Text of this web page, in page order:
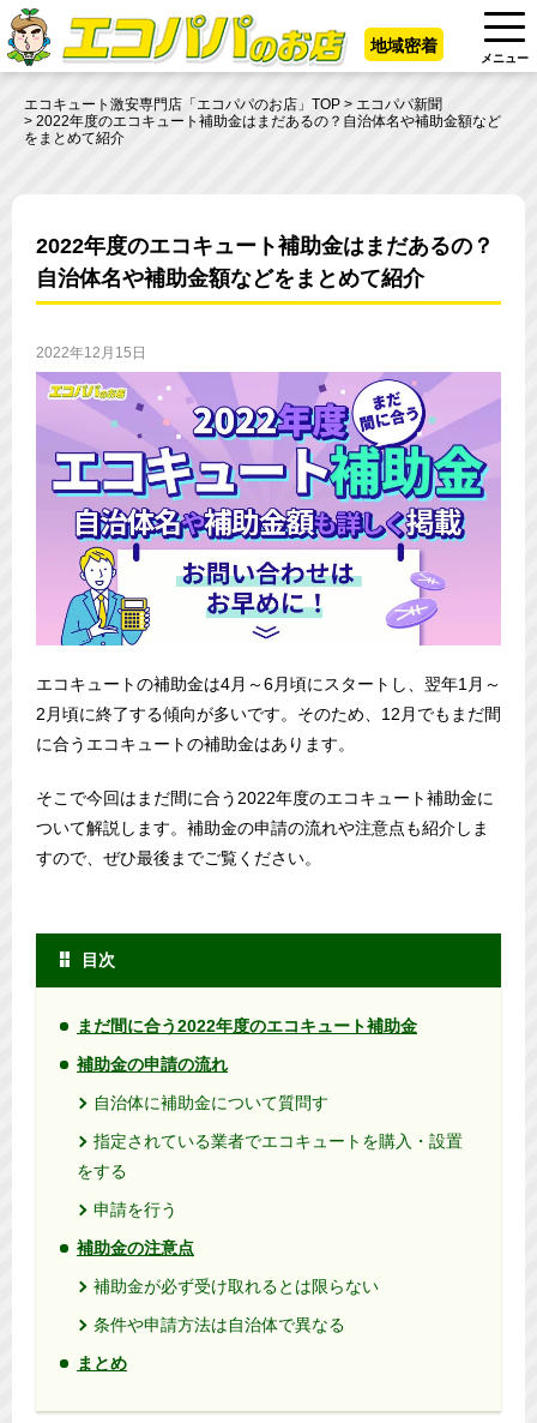
地域密着
メニュー
エコキュート激安専門店「エコパパのお店」TOP
エコパパ新聞
2022年度のエコキュート補助金はまだあるの？自治体名や補助金額など
をまとめて紹介
2022年度のエコキュート補助金はまだあるの？
自治体名や補助金額などをまとめて紹介
2022年12月15日
エコキュートの補助金は4月～6月頃にスタートし、翌年1月～
2月頃に終了する傾向が多いです。そのため、12月でもまだ間
に合うエコキュートの補助金はあります。
そこで今回はまだ間に合う2022年度のエコキュート補助金に
ついて解説します。補助金の申請の流れや注意点も紹介しま
すので、ぜひ最後までご覧ください。
目次
まだ間に合う2022年度のエコキュート補助金
補助金の申請の流れ
自治体に補助金について質問す
指定されている業者でエコキュートを購入・設置
をする
申請を行う
補助金の注意点
補助金が必ず受け取れるとは限らない
条件や申請方法は自治体で異なる
まとめ